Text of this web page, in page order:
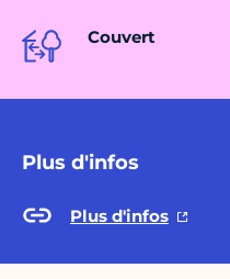
Couvert
Plus d'infos
Plus d'infos